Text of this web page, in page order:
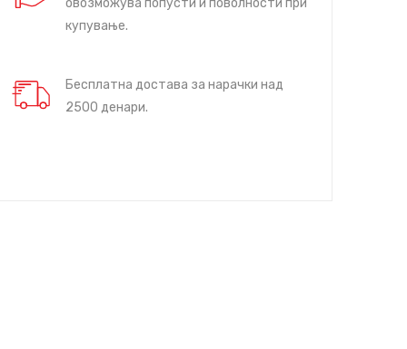
овозможува попусти и поволности при
купување.
Бесплатна достава за нарачки над
2500 денари.